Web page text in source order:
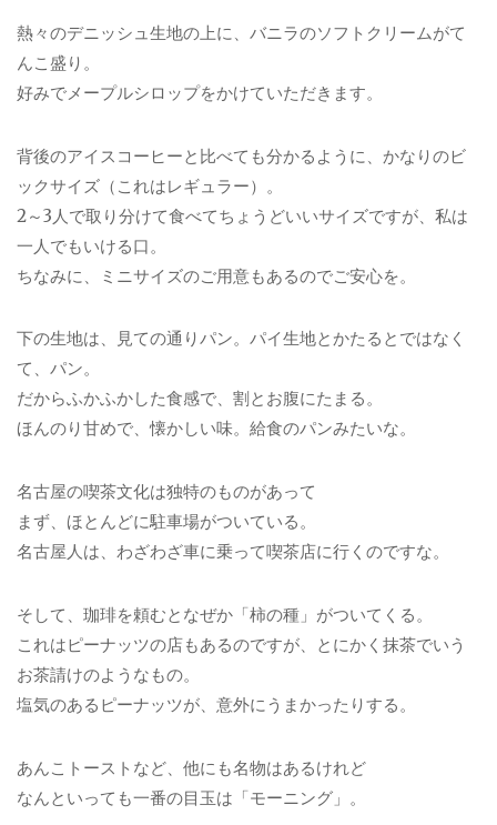
熱々のデニッシュ生地の上に、バニラのソフトクリームがて
んこ盛り。
好みでメープルシロップをかけていただきます。
背後のアイスコーヒーと比べても分かるように、かなりのビ
ックサイズ（これはレギュラー）。
2～3人で取り分けて食べてちょうどいいサイズですが、私は
一人でもいける口。
ちなみに、ミニサイズのご用意もあるのでご安心を。
下の生地は、見ての通りパン。パイ生地とかたるとではなく
て、パン。
だからふかふかした食感で、割とお腹にたまる。
ほんのり甘めで、懐かしい味。給食のパンみたいな。
名古屋の喫茶文化は独特のものがあって
まず、ほとんどに駐車場がついている。
名古屋人は、わざわざ車に乗って喫茶店に行くのですな。
そして、珈琲を頼むとなぜか「柿の種」がついてくる。
これはピーナッツの店もあるのですが、とにかく抹茶でいう
お茶請けのようなもの。
塩気のあるピーナッツが、意外にうまかったりする。
あんこトーストなど、他にも名物はあるけれど
なんといっても一番の目玉は「モーニング」。